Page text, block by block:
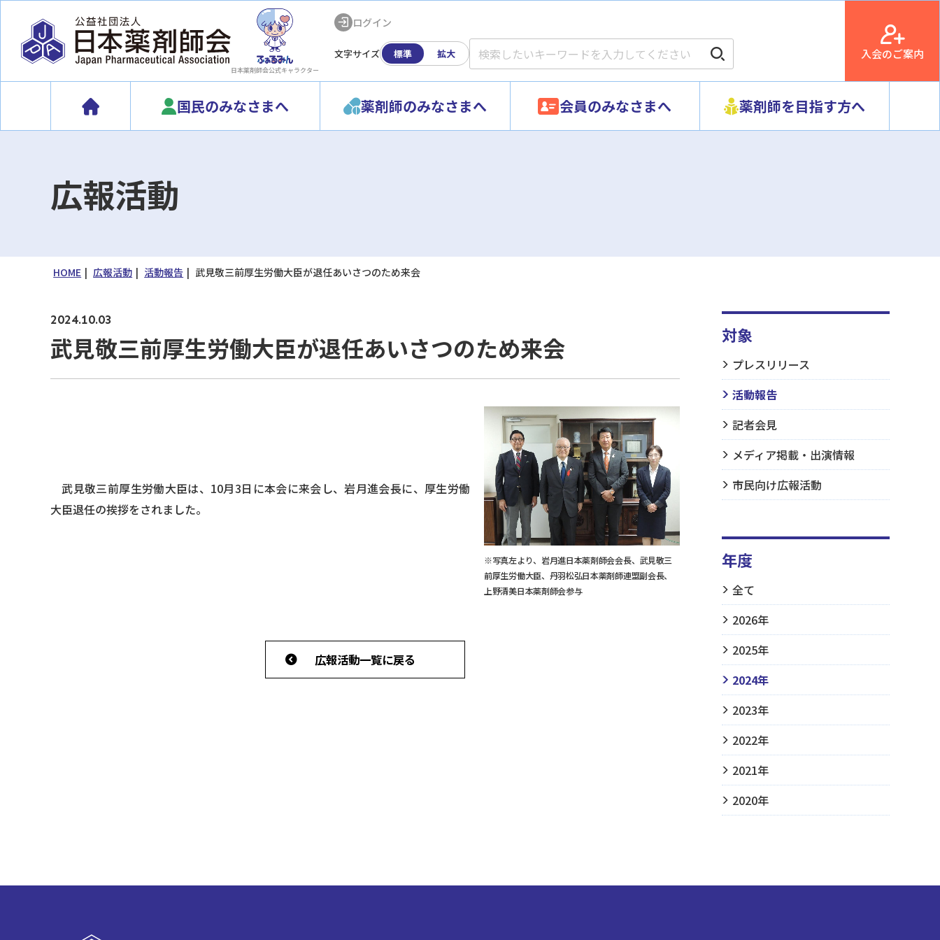
日本薬剤師会公式キャラクター
ログイン
文字サイズ 標準 拡大 入会のご案内
国民のみなさまへ 薬剤師のみなさまへ 会員のみなさまへ 薬剤師を目指す方へ
広報活動
HOME 広報活動 活動報告 武見敬三前厚生労働大臣が退任あいさつのため来会
2024.10.03
武見敬三前厚生労働大臣が退任あいさつのため来会
※写真左より、岩月進日本薬剤師会会長、武見敬三
前厚生労働大臣、丹羽松弘日本薬剤師連盟副会長、
上野清美日本薬剤師会参与
武見敬三前厚生労働大臣は、10月3日に本会に来会し、岩月進会長に、厚生労働
大臣退任の挨拶をされました。
広報活動一覧に戻る
対象
プレスリリース
活動報告
記者会見
メディア掲載・出演情報
市民向け広報活動
年度
全て
2026年
2025年
2024年
2023年
2022年
2021年
2020年